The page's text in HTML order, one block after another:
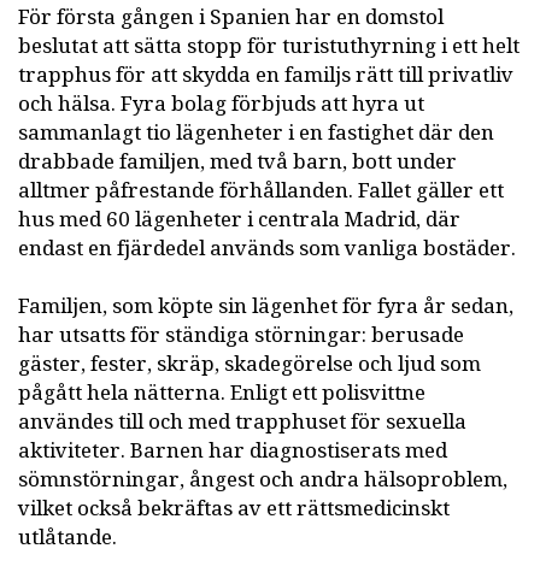
För första gången i Spanien har en domstol
beslutat att sätta stopp för turistuthyrning i ett helt
trapphus för att skydda en familjs rätt till privatliv
och hälsa. Fyra bolag förbjuds att hyra ut
sammanlagt tio lägenheter i en fastighet där den
drabbade familjen, med två barn, bott under
alltmer påfrestande förhållanden. Fallet gäller ett
hus med 60 lägenheter i centrala Madrid, där
endast en fjärdedel används som vanliga bostäder.
Familjen, som köpte sin lägenhet för fyra år sedan,
har utsatts för ständiga störningar: berusade
gäster, fester, skräp, skadegörelse och ljud som
pågått hela nätterna. Enligt ett polisvittne
användes till och med trapphuset för sexuella
aktiviteter. Barnen har diagnostiserats med
sömnstörningar, ångest och andra hälsoproblem,
vilket också bekräftas av ett rättsmedicinskt
utlåtande.